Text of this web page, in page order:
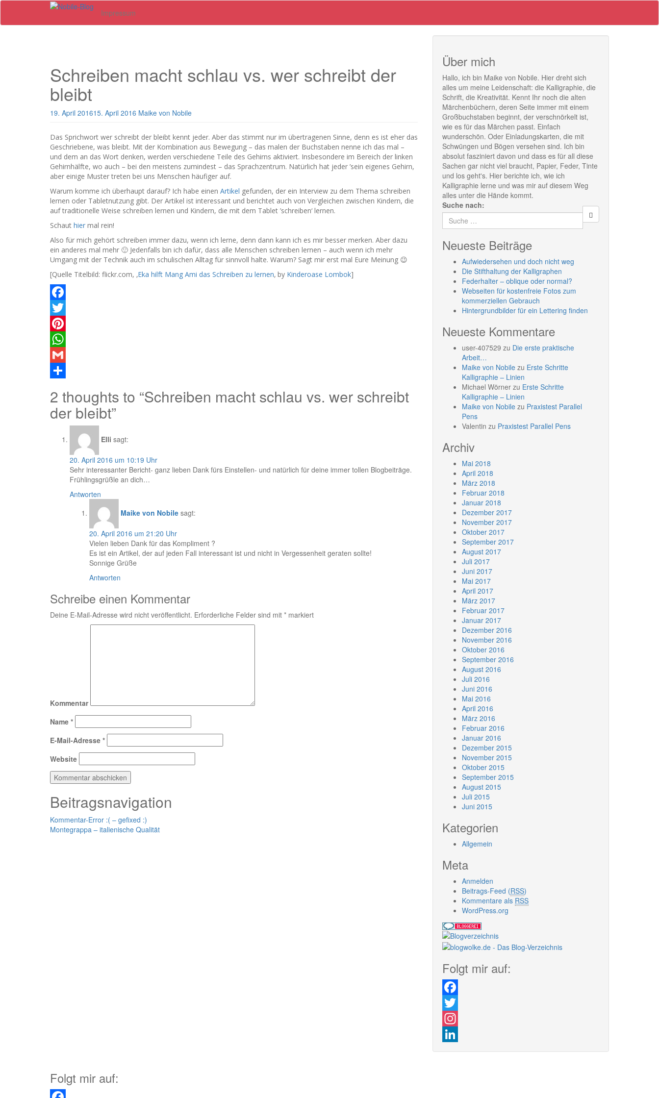
Skip
main
Impressum
Schreiben macht schlau vs. wer schreibt der
bleibt
19. April 201615. April 2016 Maike von Nobile
Das Sprichwort wer schreibt der bleibt kennt jeder. Aber das stimmt nur im übertragenen Sinne, denn es ist eher das
Geschriebene, was bleibt. Mit der Kombination aus Bewegung – das malen der Buchstaben nenne ich das mal –
und dem an das Wort denken, werden verschiedene Teile des Gehirns aktiviert. Insbesondere im Bereich der linken
Gehirnhälfte, wo auch – bei den meistens zumindest – das Sprachzentrum. Natürlich hat jeder ’sein eigenes Gehirn,
aber einige Muster treten bei uns Menschen häufiger auf.
Warum komme ich überhaupt darauf? Ich habe einen Artikel gefunden, der ein Interview zu dem Thema schreiben
lernen oder Tabletnutzung gibt. Der Artikel ist interessant und berichtet auch von Vergleichen zwischen Kindern, die
auf traditionelle Weise schreiben lernen und Kindern, die mit dem Tablet ’schreiben‘ lernen.
Schaut hier mal rein!
Also für mich gehört schreiben immer dazu, wenn ich lerne, denn dann kann ich es mir besser merken. Aber dazu
ein anderes mal mehr 🙂 Jedenfalls bin ich dafür, dass alle Menschen schreiben lernen – auch wenn ich mehr
Umgang mit der Technik auch im schulischen Alltag für sinnvoll halte. Warum? Sagt mir erst mal Eure Meinung 😉
[Quelle Titelbild: flickr.com, ‚Eka hilft Mang Ami das Schreiben zu lernen‚ by Kinderoase Lombok]
Facebook
Twitter
Pinterest
WhatsApp
Gmail
2 thoughts to “Schreiben macht schlau vs. wer schreibt
der bleibt”
Elli sagt:
20. April 2016 um 10:19 Uhr
Sehr interessanter Bericht- ganz lieben Dank fürs Einstellen- und natürlich für deine immer tollen Blogbeiträge.
Frühlingsgrüßle an dich…
Antworten
Maike von Nobile sagt:
20. April 2016 um 21:20 Uhr
Vielen lieben Dank für das Kompliment ?
Es ist ein Artikel, der auf jeden Fall interessant ist und nicht in Vergessenheit geraten sollte!
Sonnige Grüße
Antworten
Schreibe einen Kommentar
Deine E-Mail-Adresse wird nicht veröffentlicht. Erforderliche Felder sind mit * markiert
Kommentar
Name *
E-Mail-Adresse *
Website
Beitragsnavigation
Kommentar-Error :( – gefixed :)
Montegrappa – italienische Qualität
Über mich
Hallo, ich bin Maike von Nobile. Hier dreht sich
alles um meine Leidenschaft: die Kalligraphie, die
Schrift, die Kreativität. Kennt Ihr noch die alten
Märchenbüchern, deren Seite immer mit einem
Großbuchstaben beginnt, der verschnörkelt ist,
wie es für das Märchen passt. Einfach
wunderschön. Oder Einladungskarten, die mit
Schwüngen und Bögen versehen sind. Ich bin
absolut fasziniert davon und dass es für all diese
Sachen gar nicht viel braucht, Papier, Feder, Tinte
und los geht's. Hier berichte ich, wie ich
Kalligraphie lerne und was mir auf diesem Weg
alles unter die Hände kommt.
Suche nach:
Neueste Beiträge
Aufwiedersehen und doch nicht weg
Die Stifthaltung der Kalligraphen
Federhalter – oblique oder normal?
Webseiten für kostenfreie Fotos zum
kommerziellen Gebrauch
Hintergrundbilder für ein Lettering finden
Neueste Kommentare
user-407529 zu Die erste praktische
Arbeit…
Maike von Nobile zu Erste Schritte
Kalligraphie – Linien
Michael Wörner zu Erste Schritte
Kalligraphie – Linien
Maike von Nobile zu Praxistest Parallel
Pens
Valentin zu Praxistest Parallel Pens
Archiv
Mai 2018
April 2018
März 2018
Februar 2018
Januar 2018
Dezember 2017
November 2017
Oktober 2017
September 2017
August 2017
Juli 2017
Juni 2017
Mai 2017
April 2017
März 2017
Februar 2017
Januar 2017
Dezember 2016
November 2016
Oktober 2016
September 2016
August 2016
Juli 2016
Juni 2016
Mai 2016
April 2016
März 2016
Februar 2016
Januar 2016
Dezember 2015
November 2015
Oktober 2015
September 2015
August 2015
Juli 2015
Juni 2015
Kategorien
Allgemein
Meta
Anmelden
Beitrags-Feed (RSS)
Kommentare als RSS
WordPress.org
Folgt mir auf:
Facebook
Twitter
Instagram
LinkedIn
Folgt mir auf: